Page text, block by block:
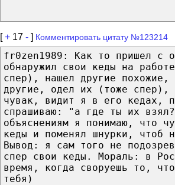
[+ 17 - ] Комментировать цитату №123214
fr0zen1989: Как то пришел с
обнаружил свои кеды на
спер), нашел другие похожие,
другие, одел их (тоже спер),
чувак, видит я в его кедах,
спрашиваю: "а где ты их
объяснениям я понимаю, что
кеды и поменял шнурки, чтоб
Вывод: я сам того не
спер свои кеды. Мораль: в
время, когда своруешь то,
тебя)